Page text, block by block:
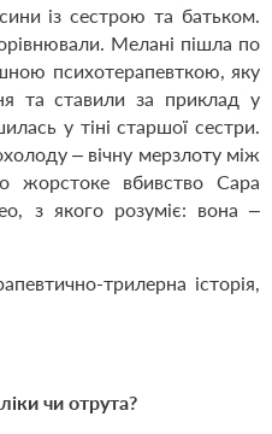
із сестрою та батьком.
Мелані пішла по
психотерапевткою, яку
та ставили за приклад у
у тіні старшої сестри.
– вічну мерзлоту між
жорстоке вбивство Сара
з якого розуміє: вона –
трилерна історія,
чи отрута?